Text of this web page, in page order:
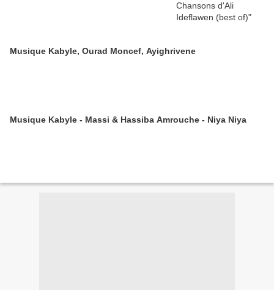
Musique Kabyle, Ourad Moncef, Ayighrivene
Musique Kabyle - Massi & Hassiba Amrouche - Niya Niya